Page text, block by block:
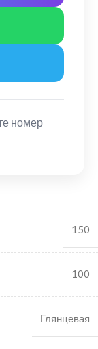
номер
водосточная
8017
150
100
Глянцевая